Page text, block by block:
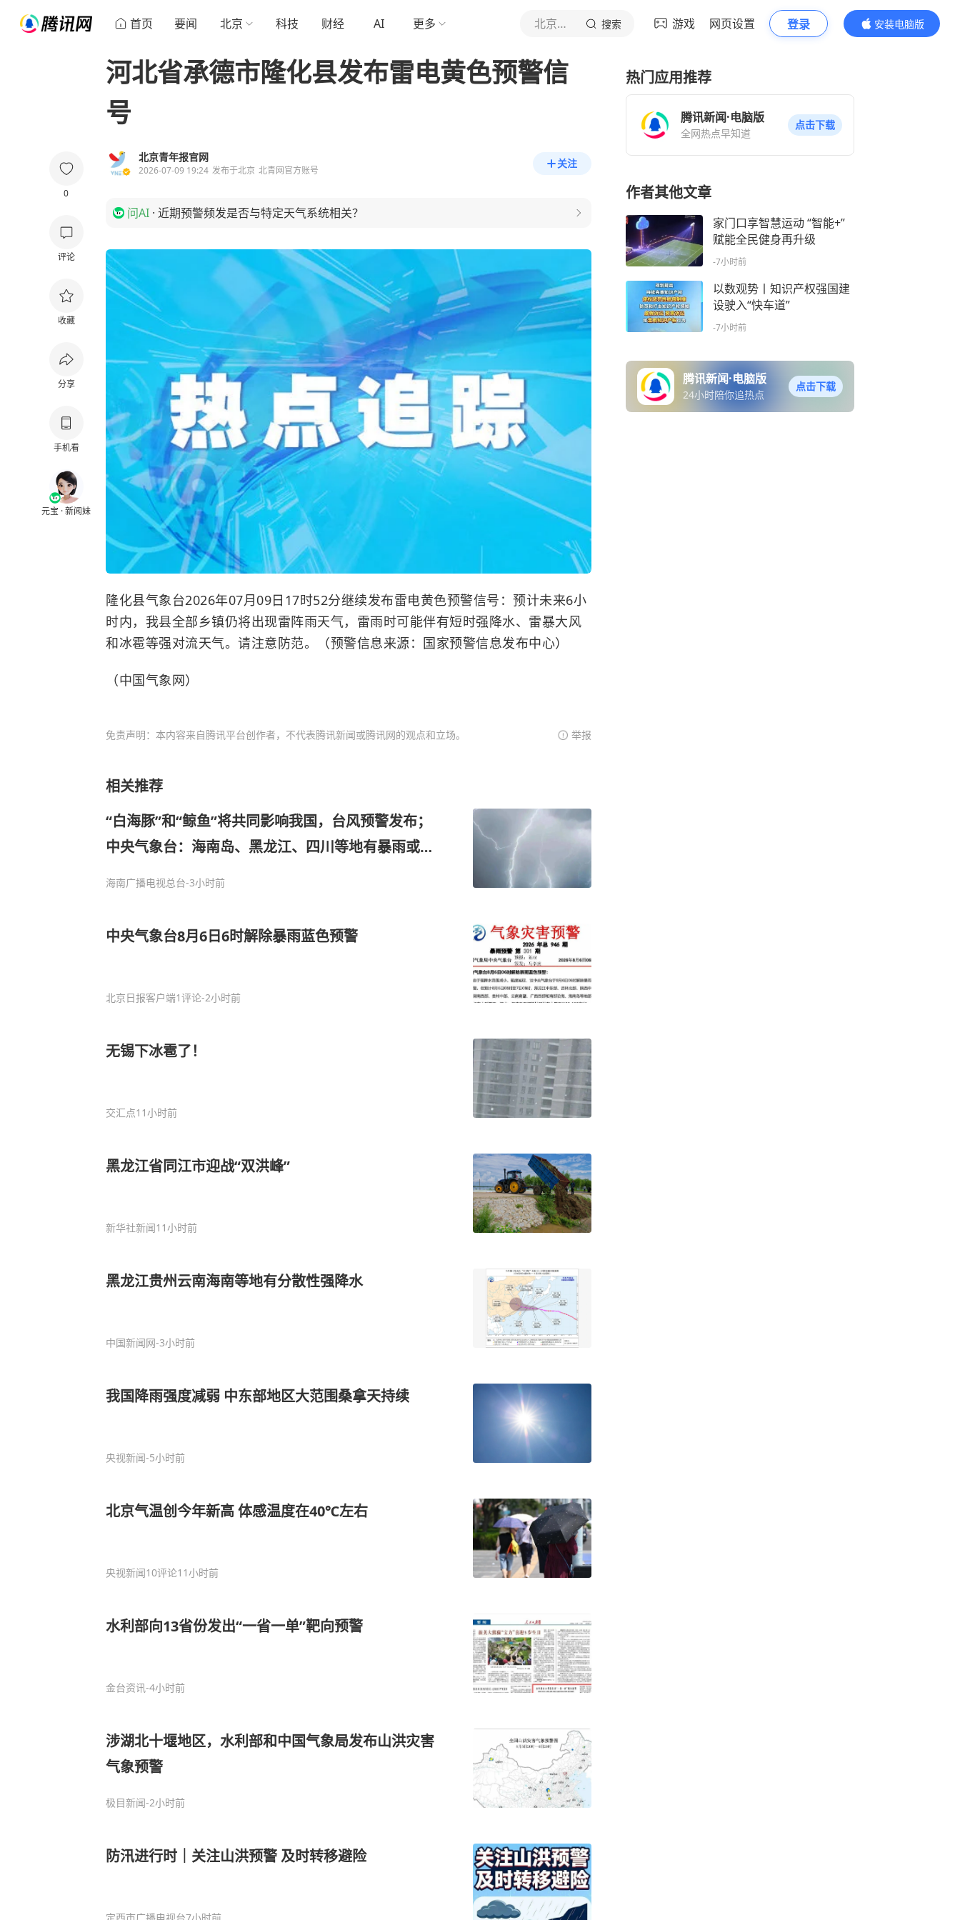
首页 要闻 北京 科技 财经 AI 更多 北京青年报官网 搜索 游戏 网页设置 登录
安装电脑版
内容更精彩
0
评论
收藏
分享
手机看
元宝 · 新闻妹
河北省承德市隆化县发布雷电黄色预警信
号
北京青年报官网
2026-07-09 19:24 发布于北京 北青网官方账号
关注
问AI · 近期预警频发是否与特定天气系统相关？
隆化县气象台2026年07月09日17时52分继续发布雷电黄色预警信号：预计未来6小
时内，我县全部乡镇仍将出现雷阵雨天气，雷雨时可能伴有短时强降水、雷暴大风
和冰雹等强对流天气。请注意防范。（预警信息来源：国家预警信息发布中心）
（中国气象网）
免责声明：本内容来自腾讯平台创作者，不代表腾讯新闻或腾讯网的观点和立场。 举报
相关推荐
“白海豚”和“鲸鱼”将共同影响我国，台风预警发布；
中央气象台：海南岛、黑龙江、四川等地有暴雨或大
海南广播电视总台-3小时前
中央气象台8月6日6时解除暴雨蓝色预警
北京日报客户端1评论-2小时前
无锡下冰雹了！
交汇点11小时前
黑龙江省同江市迎战“双洪峰”
新华社新闻11小时前
黑龙江贵州云南海南等地有分散性强降水
中国新闻网-3小时前
我国降雨强度减弱 中东部地区大范围桑拿天持续
央视新闻-5小时前
北京气温创今年新高 体感温度在40℃左右
央视新闻10评论11小时前
水利部向13省份发出“一省一单”靶向预警
金台资讯-4小时前
涉湖北十堰地区，水利部和中国气象局发布山洪灾害
气象预警
极目新闻-2小时前
防汛进行时｜关注山洪预警 及时转移避险
热门应用推荐
腾讯新闻·电脑版
全网热点早知道
点击下载
作者其他文章
家门口享智慧运动 “智能+”
赋能全民健身再升级
-7小时前
以数观势丨知识产权强国建
设驶入“快车道”
-7小时前
腾讯新闻·电脑版
24小时陪你追热点
点击下载